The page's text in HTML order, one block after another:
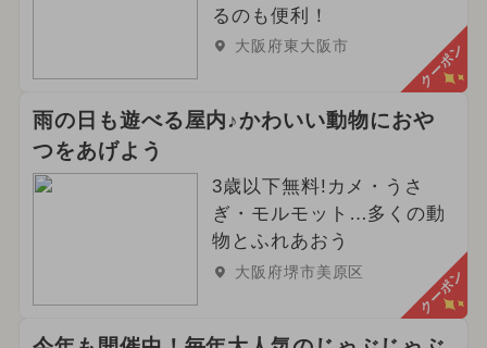
2026年4月のイベント
2025年2月のイベント
2025年10月のイベント
2024年8月のイベント
イルミネーション
るのも便利！
大阪府東大阪市 クーポン
雨の日も遊べる屋内♪かわいい動物におや
つをあげよう
3歳以下無料!カメ・うさ
ぎ・モルモット…多くの動
物とふれあおう
大阪府堺市美原区 クーポン